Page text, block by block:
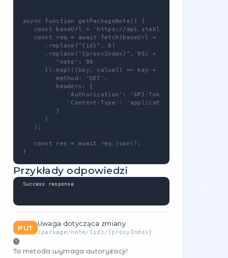
Identyfikator
koniecznie
nullable string
1 required
proxyIndex
1 required
Przykłady kodu
JavaScript
async function putPackageProxyPool() {
const req = await fetch(baseUrl + '/
      .replace("{proxyIndex}", 93), {
         method: 'PUT',
         headers: {
'Content-Type': 'application/
         },
         body: JSON.stringify({
            "pool_id": 22
      }